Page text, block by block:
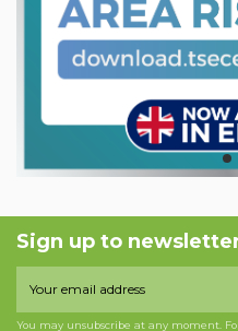
Sign up to
You may unsubscribe at any moment.